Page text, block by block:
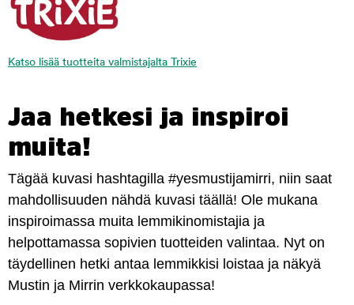
Katso lisää tuotteita valmistajalta Trixie
Jaa hetkesi ja inspiroi
muita!
Tägää kuvasi hashtagilla #yesmustijamirri, niin saat
mahdollisuuden nähdä kuvasi täällä! Ole mukana
inspiroimassa muita lemmikinomistajia ja
helpottamassa sopivien tuotteiden valintaa. Nyt on
täydellinen hetki antaa lemmikkisi loistaa ja näkyä
Mustin ja Mirrin verkkokaupassa!